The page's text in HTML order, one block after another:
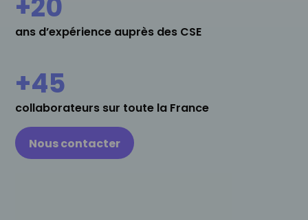
ans d’expérience auprès des CSE
+45
collaborateurs sur toute la France
Nous contacter